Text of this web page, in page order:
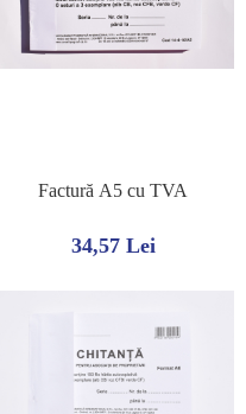
Factură A5 cu TVA
34,57 Lei